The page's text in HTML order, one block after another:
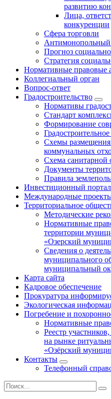
развитию
Лица,
конкуренции
Сфера торговли
Антимонопольный
Прогноз
Стратегия
Нормативные правовые
Коллегиальный орган
Вопрос-ответ
Градостроительство
Нормативы
Стандарт
Формирование
Схемы
коммунальных
Схема санитарной
Документы
Правила
Инвестиционный портал
Международные
Территориальное
Методические
Нормативные
территории
«Озерский
Сведения о
муниципального
муниципальный
Карта сайта
Кадровое обеспечение
Прокуратура
Экологическая
Погребение и
Нормативные
Реестр
на рынке
«Озёрский
Контакты
Телефонный